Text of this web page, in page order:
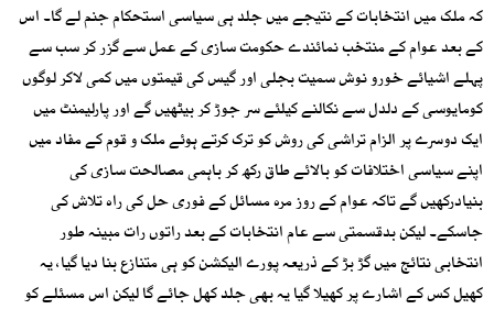
کہ ملک میں انتخابات کے نتیجے میں جلد ہی سیاسی استحکام جنم لے گا۔ اس
کے بعد عوام کے منتخب نمائندے حکومت سازی کے عمل سے گزر کر سب سے
پہلے اشیائے خورو نوش سمیت بجلی اور گیس کی قیمتوں میں کمی لاکر لوگوں
کومایوسی کے دلدل سے نکالنے کیلئے سر جوڑ کر بیٹھیں گے اور پارلیمنٹ میں
ایک دوسرے پر الزام تراشی کی روش کو ترک کرتے ہوئے ملک و قوم کے مفاد میں
اپنے سیاسی اختلافات کو بالائے طاق رکھ کر باہمی مصالحت سازی کی
بنیادرکھیں گے تاکہ عوام کے روز مرہ مسائل کے فوری حل کی راہ تلاش کی
جاسکے۔ لیکن بدقسمتی سے عام انتخابات کے بعد راتوں رات مبینہ طور
انتخابی نتائج میں گڑ بڑ کے ذریعہ پورے الیکشن کو ہی متنازع بنا دیا گیا، یہ
کھیل کس کے اشارے پر کھیلا گیا یہ بھی جلد کھل جائے گا لیکن اس مسئلے کو